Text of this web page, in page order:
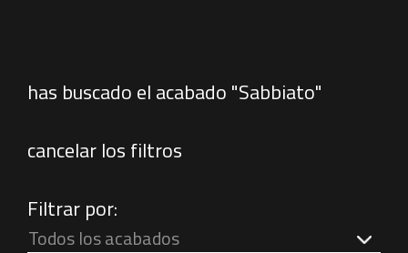
has buscado el acabado "Sabbiato"
cancelar los filtros
Filtrar por:
Todos los acabados